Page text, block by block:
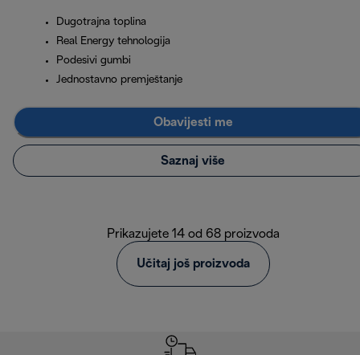
Dugotrajna toplina
Real Energy tehnologija
Podesivi gumbi
Jednostavno premještanje
Obavijesti me
Saznaj više
Prikazujete 14 od 68 proizvoda
Učitaj još proizvoda